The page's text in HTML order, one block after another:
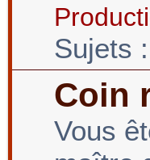
Sujets :
Coin
Vous